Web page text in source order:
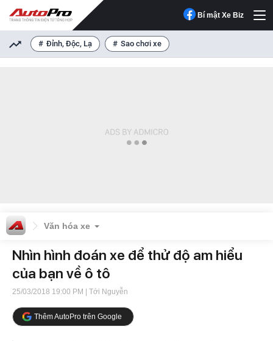
Bí mật Xe Biz
Đỉnh, Độc, Lạ Sao chơi xe
Văn hóa xe
Nhìn hình đoán xe để thử độ am hiểu
của bạn về ô tô
25/03/2018 19:00 PM | Tới Nguyễn
Thêm AutoPro trên Google